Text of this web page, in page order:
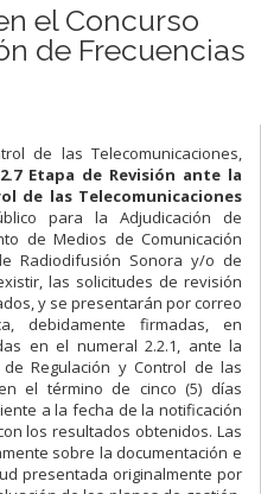
el Concurso
de Frecuencias
de las Telecomunicaciones,
2.7 Etapa de Revisión ante la
de las Telecomunicaciones
para la Adjudicación de
de Medios de Comunicación
Radiodifusión Sonora y/o de
las solicitudes de revisión
y se presentarán por correo
debidamente firmadas, en
en el numeral 2.2.1, ante la
Regulación y Control de las
en el término de cinco (5) días
a la fecha de la notificación
los resultados obtenidos. Las
sobre la documentación e
presentada originalmente por